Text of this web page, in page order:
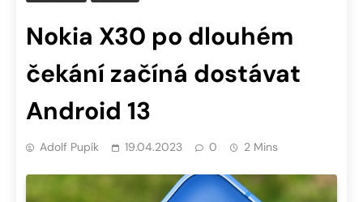
Nokia X30 po dlouhém
čekání začíná dostávat
Android 13
Adolf Pupík 19.04.2023 0 2 Mins